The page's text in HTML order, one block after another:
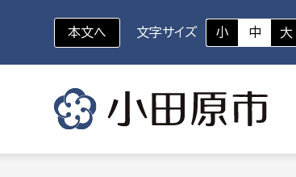
本文へ 文字サイズ 小 中 大